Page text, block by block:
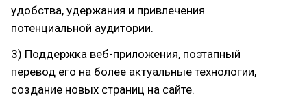
удобства, удержания и привлечения
потенциальной аудитории.
3) Поддержка веб-приложения, поэтапный
перевод его на более актуальные технологии,
создание новых страниц на сайте.